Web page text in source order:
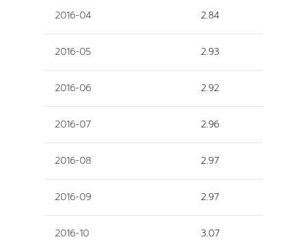
2016-04 2.84
2016-05 2.93
2016-06 2.92
2016-07 2.96
2016-08 2.97
2016-09 2.97
2016-10 3.07